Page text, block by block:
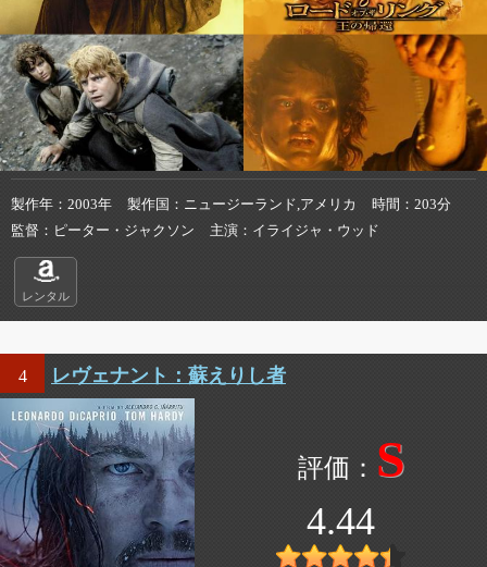
製作年 2003年 製作国 ニュージーランド,アメリカ 時間
203分
監督
ピーター・ジャクソン 主演 イライジャ・ウッド
レンタル
4 レヴェナント：蘇えりし者
S
4.44